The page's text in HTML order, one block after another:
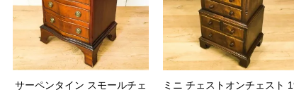
サーペンタイン スモールチェ
ミニ チェストオンチェスト